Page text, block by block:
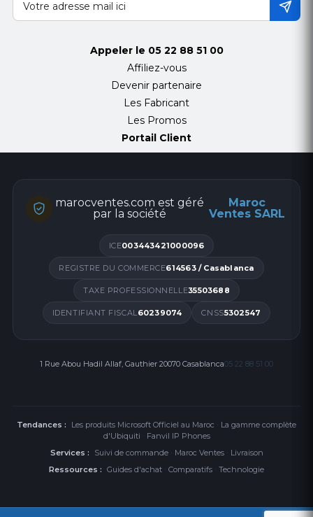
Appeler le 05 22 88 51 00
Affiliez-vous
Devenir partenaire
Les Fabricant
Les Promos
Portail Client
marocventes.com est géré
par la société
Maroc
Ventes SARL
ICE003443421000096
REGISTRE DU COMMERCE614563 / Casablanca
TAXE PROFESSIONNELLE35503688
IDENTIFIANT FISCAL60239074 CNSS5302547
1 Rue Abou Hadil Allaf, Gauthier 20070 Casablanca05 22 88 51 00
Tendances : Les produits Microsoft Officiel au Maroc · La gamme complète
d'Ubiquiti · Fanvil IP Phones
Services :
Suivi de commande· Maroc Ventes· Livraison
Ressources : Guides d'achat · Comparatifs · Technologie